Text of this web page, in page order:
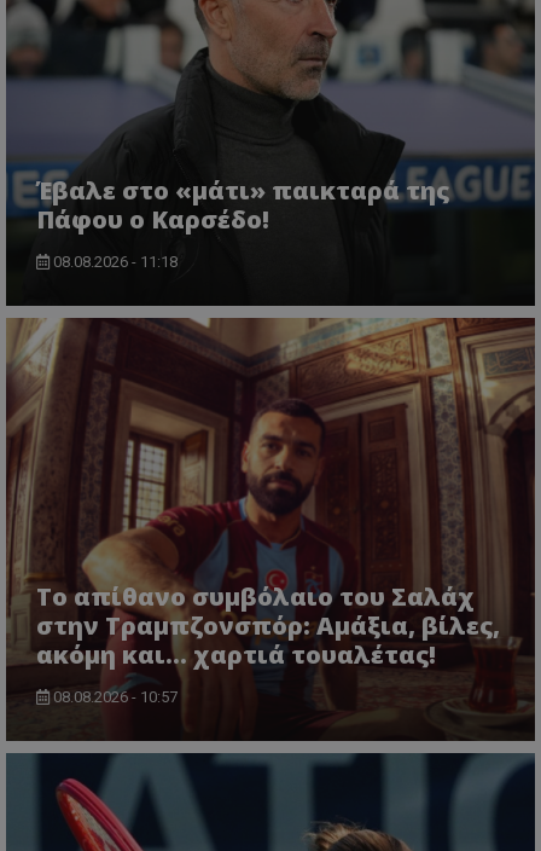
Έβαλε στο «μάτι» παικταρά της
Πάφου ο Καρσέδο!
08.08.2026 - 11:18
Το απίθανο συμβόλαιο του Σαλάχ
στην Τραμπζονσπόρ: Αμάξια, βίλες,
ακόμη και... χαρτιά τουαλέτας!
08.08.2026 - 10:57